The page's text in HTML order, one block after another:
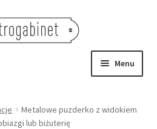
Menu
Metalowe puzderko z widokiem
lub biżuterię